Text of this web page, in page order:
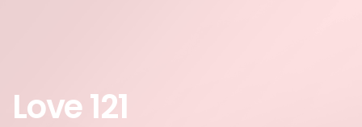
Love 121